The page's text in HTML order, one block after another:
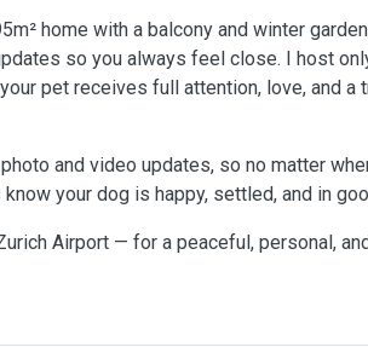
home with a balcony and winter
so you always feel close. I host
pet receives full attention, love, and a
and video updates, so no matter
your dog is happy, settled, and in
Airport — for a peaceful, personal,